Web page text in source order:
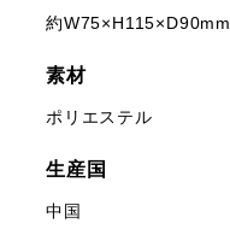
約W75×H115×D90mm
素材
ポリエステル
生産国
中国